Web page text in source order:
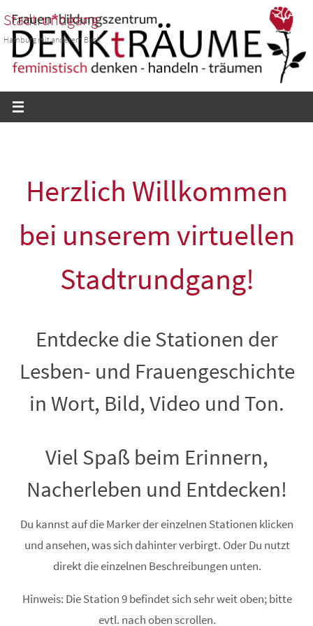
Inhalt
springen
Stadtrundgang
Hamburg mit anderem Blick
Herzlich Willkommen
bei unserem virtuellen
Stadtrundgang!
Entdecke die Stationen der
Lesben- und Frauengeschichte
in Wort, Bild, Video und Ton.
Viel Spaß beim Erinnern,
Nacherleben und Entdecken!
Du kannst auf die Marker der einzelnen Stationen klicken
und ansehen, was sich dahinter verbirgt. Oder Du nutzt
direkt die einzelnen Beschreibungen unten.
Hinweis: Die Station 9 befindet sich sehr weit oben; bitte
evtl. nach oben scrollen.